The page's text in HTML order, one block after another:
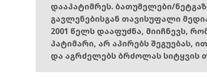
დააპატიმრეს. ბათუმელები/
გავლენებისგან თავისუფალი
2001 წელს დააფუძნა, მიიჩნევს,
პატიმარი, არ აპირებს შეგუებას,
და აგრძელებს ბრძოლას სიტყვის